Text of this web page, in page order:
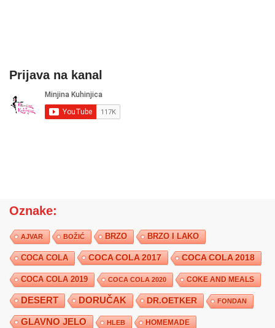
Prijava na kanal
Oznake:
AJVAR BOŽIĆ BRZO BRZO I LAKO
COCA COLA COCA COLA 2017 COCA COLA 2018
COCA COLA 2019 COCA COLA 2020 COKE AND MEALS
DESERT DORUČAK DR.OETKER FONDAN
GLAVNO JELO HLEB HOMEMADE